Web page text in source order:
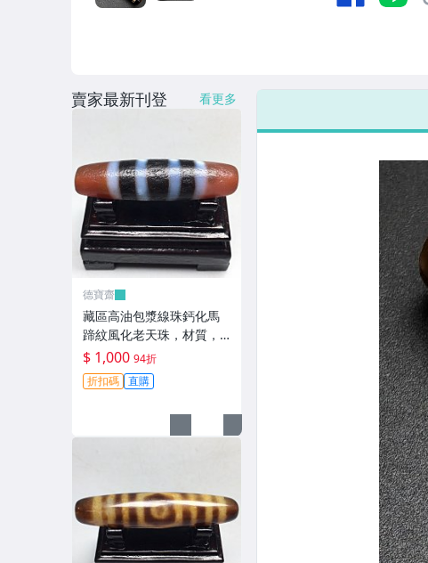
賣家最新刊登 看更多
德寶齋
藏區高油包漿線珠鈣化馬
蹄紋風化老天珠，材質，
瑪瑙玉髓，尺寸：49.4×13
左 天珠 瑪瑙 硃砂【德寶
齋】408
$ 1,000 94折
折扣碼 直購